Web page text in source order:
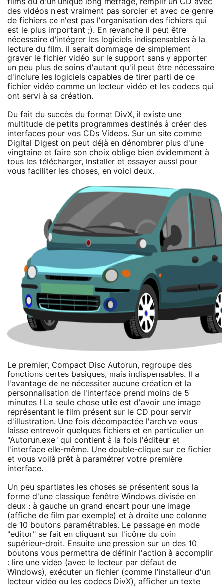
films ou d'un unique long métrage, remplir un CD avec
des vidéos n'est vraiment pas sorcier et avec ce genre
de fichiers ce n'est pas l'organisation des fichiers qui
est le plus important ;). En revanche il peut être
nécessaire d'intégrer les logiciels indispensables à la
lecture du film. il serait dommage de simplement
graver le fichier vidéo sur le support sans y apporter
un peu plus de soins d'autant qu'il peut être nécessaire
d'inclure les logiciels capables de tirer parti de ce
fichier vidéo comme un lecteur vidéo et les codecs qui
ont servi à sa création.
Du fait du succès du format DivX, il existe une
multitude de petits programmes destinés à créer des
interfaces pour vos CDs Videos. Sur un site comme
Digital Digest on peut déjà en dénombrer plus d'une
vingtaine et faire son choix oblige bien évidemment à
tous les télécharger, installer et essayer aussi pour
vous faciliter les choses, en voici deux.
Le premier, Compact Disc Autorun, regroupe des
fonctions certes basiques, mais indispensables. Il a
l'avantage de ne nécessiter aucune création et la
personnalisation de l'interface prend moins de 5
minutes ! La seule chose utile est d'avoir une image
représentant le film présent sur le CD pour servir
d'illustration. Une fois décompactée l'archive vous
laisse entrevoir quelques fichiers et en particulier un
"Autorun.exe" qui contient à la fois l'éditeur et
l'interface elle-même. Une double-clique sur ce fichier
et vous voilà prêt à paramétrer votre première
interface.
Un peu spartiates les choses se présentent sous la
forme d'une classique fenêtre Windows divisée en
deux : à gauche un grand encart pour une image
(affiche de film par exemple) et à droite une colonne
de 10 boutons paramétrables. Le passage en mode
"editor" se fait en cliquant sur l'icône du coin
supérieur-droit. Ensuite une pression sur un des 10
boutons vous permettra de définir l'action à accomplir
: lire une vidéo (avec le lecteur par défaut de
Windows), exécuter un fichier (comme l'installeur d'un
lecteur vidéo ou les codecs DivX), afficher un texte